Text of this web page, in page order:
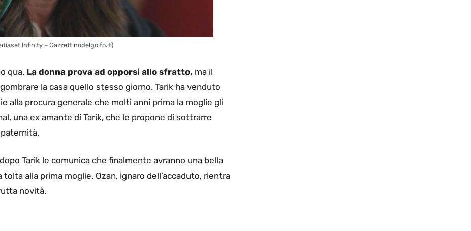
Infinity – Gazzettinodelgolfo.it)
qua. La donna prova ad opporsi allo sfratto, ma il
la casa quello stesso giorno. Tarik ha venduto
alla procura generale che molti anni prima la moglie gli
una ex amante di Tarik, che le propone di sottrarre
Tarik le comunica che finalmente avranno una bella
alla prima moglie. Ozan, ignaro dell’accaduto, rientra
novità.